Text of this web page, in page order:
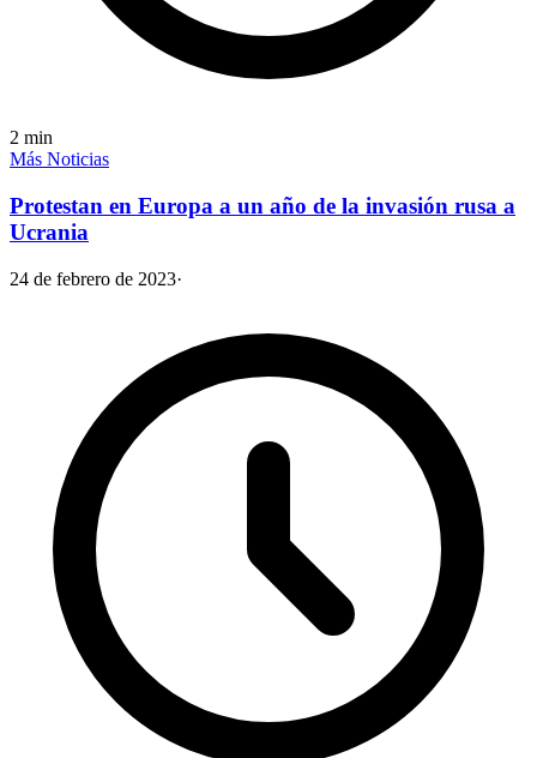
2 min
Más Noticias
Protestan en Europa a un año de la invasión rusa a
Ucrania
24 de febrero de 2023·